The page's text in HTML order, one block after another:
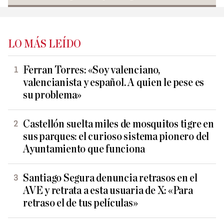
LO MÁS LEÍDO
Ferran Torres: «Soy valenciano,
valencianista y español. A quien le pese es
su problema»
Castellón suelta miles de mosquitos tigre en
sus parques: el curioso sistema pionero del
Ayuntamiento que funciona
Santiago Segura denuncia retrasos en el
AVE y retrata a esta usuaria de X: «Para
retraso el de tus películas»